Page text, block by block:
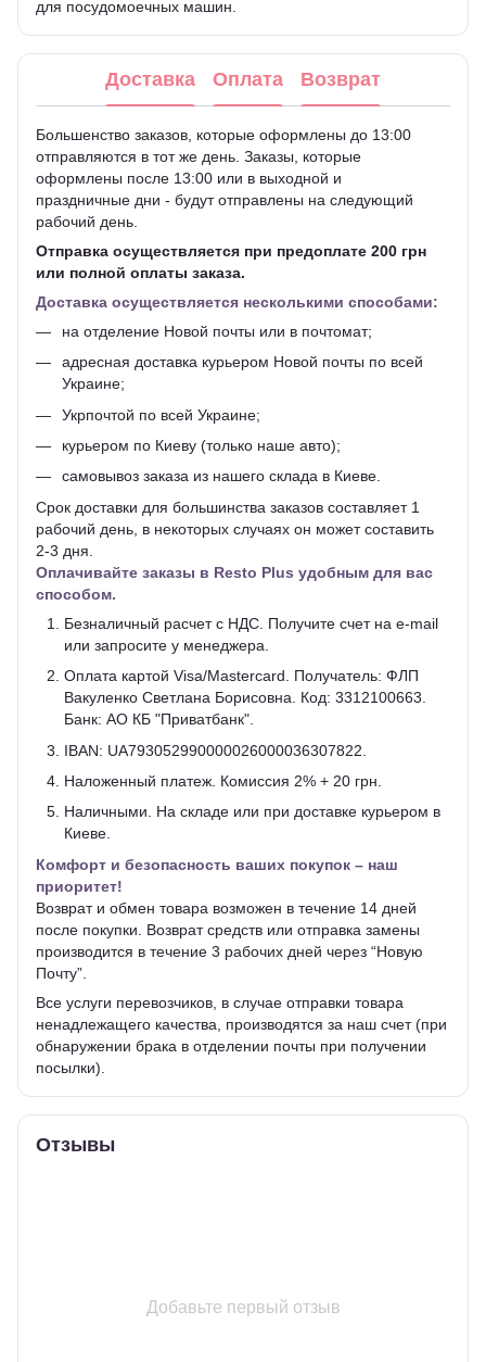
для посудомоечных машин.
Доставка Оплата Возврат
Большенство заказов, которые оформлены до 13:00
отправляются в тот же день. Заказы, которые
оформлены после 13:00 или в выходной и
праздничные дни - будут отправлены на следующий
рабочий день.
Отправка осуществляется при предоплате 200 грн
или полной оплаты заказа.
Доставка осуществляется несколькими способами:
на отделение Новой почты или в почтомат;
адресная доставка курьером Новой почты по всей
Украине;
Укрпочтой по всей Украине;
курьером по Киеву (только наше авто);
самовывоз заказа из нашего склада в Киеве.
Срок доставки для большинства заказов составляет 1
рабочий день, в некоторых случаях он может составить
2-3 дня.
Оплачивайте заказы в Resto Plus удобным для вас
способом.
Безналичный расчет с НДС. Получите счет на e-mail
или запросите у менеджера.
Оплата картой Visa/Mastercard. Получатель: ФЛП
Вакуленко Светлана Борисовна. Код: 3312100663.
Банк: АО КБ "Приватбанк".
IBAN: UA793052990000026000036307822.
Наложенный платеж. Комиссия 2% + 20 грн.
Наличными. На складе или при доставке курьером в
Киеве.
Комфорт и безопасность ваших покупок – наш
приоритет!
Возврат и обмен товара возможен в течение 14 дней
после покупки. Возврат средств или отправка замены
производится в течение 3 рабочих дней через “Новую
Почту”.
Все услуги перевозчиков, в случае отправки товара
ненадлежащего качества, производятся за наш счет (при
обнаружении брака в отделении почты при получении
посылки).
Отзывы
Добавьте первый отзыв